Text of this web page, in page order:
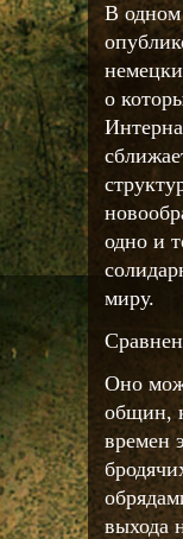
В одном
о
одно и
миру.
Оно
общин,
времен
выхода